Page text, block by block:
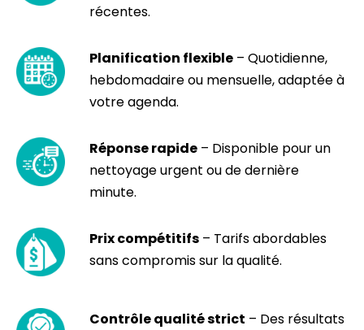
récentes.
Planification flexible – Quotidienne,
hebdomadaire ou mensuelle, adaptée à
votre agenda.
Réponse rapide – Disponible pour un
nettoyage urgent ou de dernière
minute.
Prix compétitifs – Tarifs abordables
sans compromis sur la qualité.
Contrôle qualité strict – Des résultats